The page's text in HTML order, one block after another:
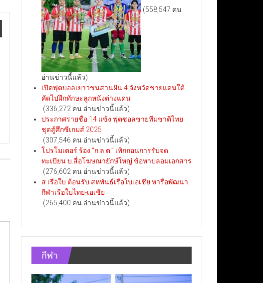
(558,547 คน
อ่านข่าวนี้แล้ว)
เปิดฟุตบอลเยาวชนสานฝัน 4 จังหวัดชายแดนใต้
คัดไปฝึกทักษะลูกหนังต่างแดน
(336,272 คน อ่านข่าวนี้แล้ว)
ประกาศรายชื่อ 14 แข้ง ฟุตซอลชายทีมชาติไทย
ชุดสู้ศึกซีเกมส์ 2025
(307,546 คน อ่านข่าวนี้แล้ว)
โปรโมเตอร์ ร้อง “ก.ล.ต.” เพิกถอนการรับจด
ทะเบียน บ.สื่อโฆษณายักษ์ใหญ่ ข้อหาปลอมเอกสาร
(276,602 คน อ่านข่าวนี้แล้ว)
ส.เรือใบ ต้อนรับ สหพันธ์เรือใบเอเชีย หารือพัฒนา
กีฬาเรือใบไทย-เอเชีย
(265,400 คน อ่านข่าวนี้แล้ว)
กีฬา